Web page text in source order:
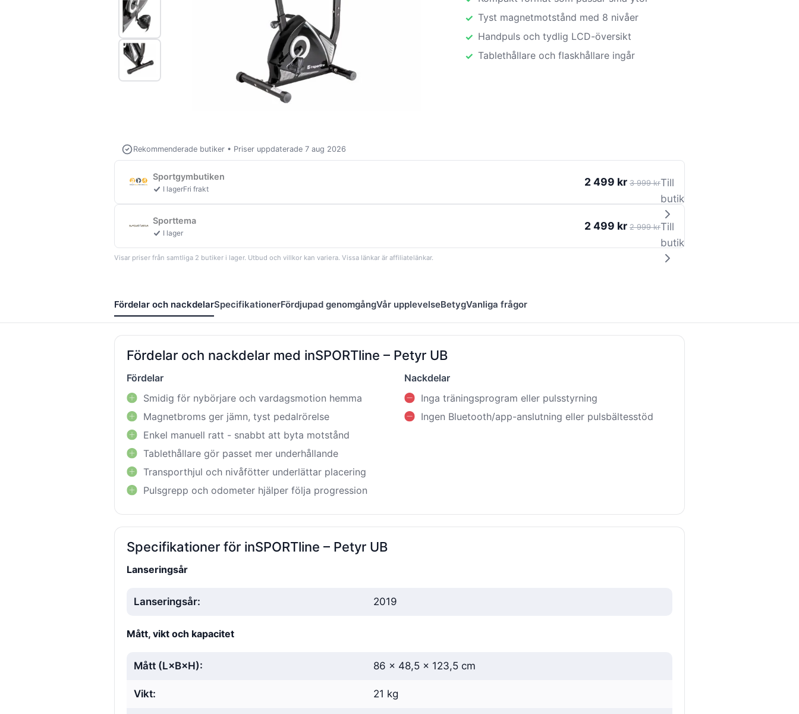
Tyst magnetmotstånd med 8 nivåer
Handpuls och tydlig LCD-översikt
Tablethållare och flaskhållare ingår
Rekommenderade butiker • Priser uppdaterade 7 aug 2026
Sportgymbutiken
I lagerFri frakt
2 499 kr 3 999 krTill
butik
Sporttema
I lager
2 499 kr 2 999 krTill
butik
Visar priser från samtliga 2 butiker i lager. Utbud och villkor kan variera. Vissa länkar är affiliatelänkar.
Fördelar och nackdelarSpecifikationerFördjupad genomgångVår upplevelseBetygVanliga frågor
Fördelar och nackdelar med inSPORTline – Petyr UB
Fördelar
Smidig för nybörjare och vardagsmotion hemma
Magnetbroms ger jämn, tyst pedalrörelse
Enkel manuell ratt - snabbt att byta motstånd
Tablethållare gör passet mer underhållande
Transporthjul och nivåfötter underlättar placering
Pulsgrepp och odometer hjälper följa progression
Nackdelar
Inga träningsprogram eller pulsstyrning
Ingen Bluetooth/app-anslutning eller pulsbältesstöd
Specifikationer för inSPORTline – Petyr UB
Lanseringsår
Lanseringsår: 2019
Mått, vikt och kapacitet
Mått (L×B×H): 86 × 48,5 × 123,5 cm
Vikt: 21 kg